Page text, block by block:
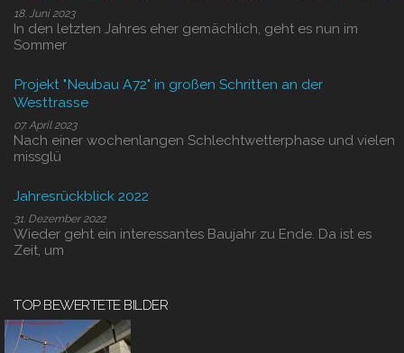
18. Juni 2023
In den letzten Jahres eher gemächlich, geht es nun im
Sommer
Projekt "Neubau A72" in großen Schritten an der
Westtrasse
07. April 2023
Nach einer wochenlangen Schlechtwetterphase und vielen
missglü
Jahresrückblick 2022
31. Dezember 2022
Wieder geht ein interessantes Baujahr zu Ende. Da ist es
Zeit, um
TOP BEWERTETE BILDER